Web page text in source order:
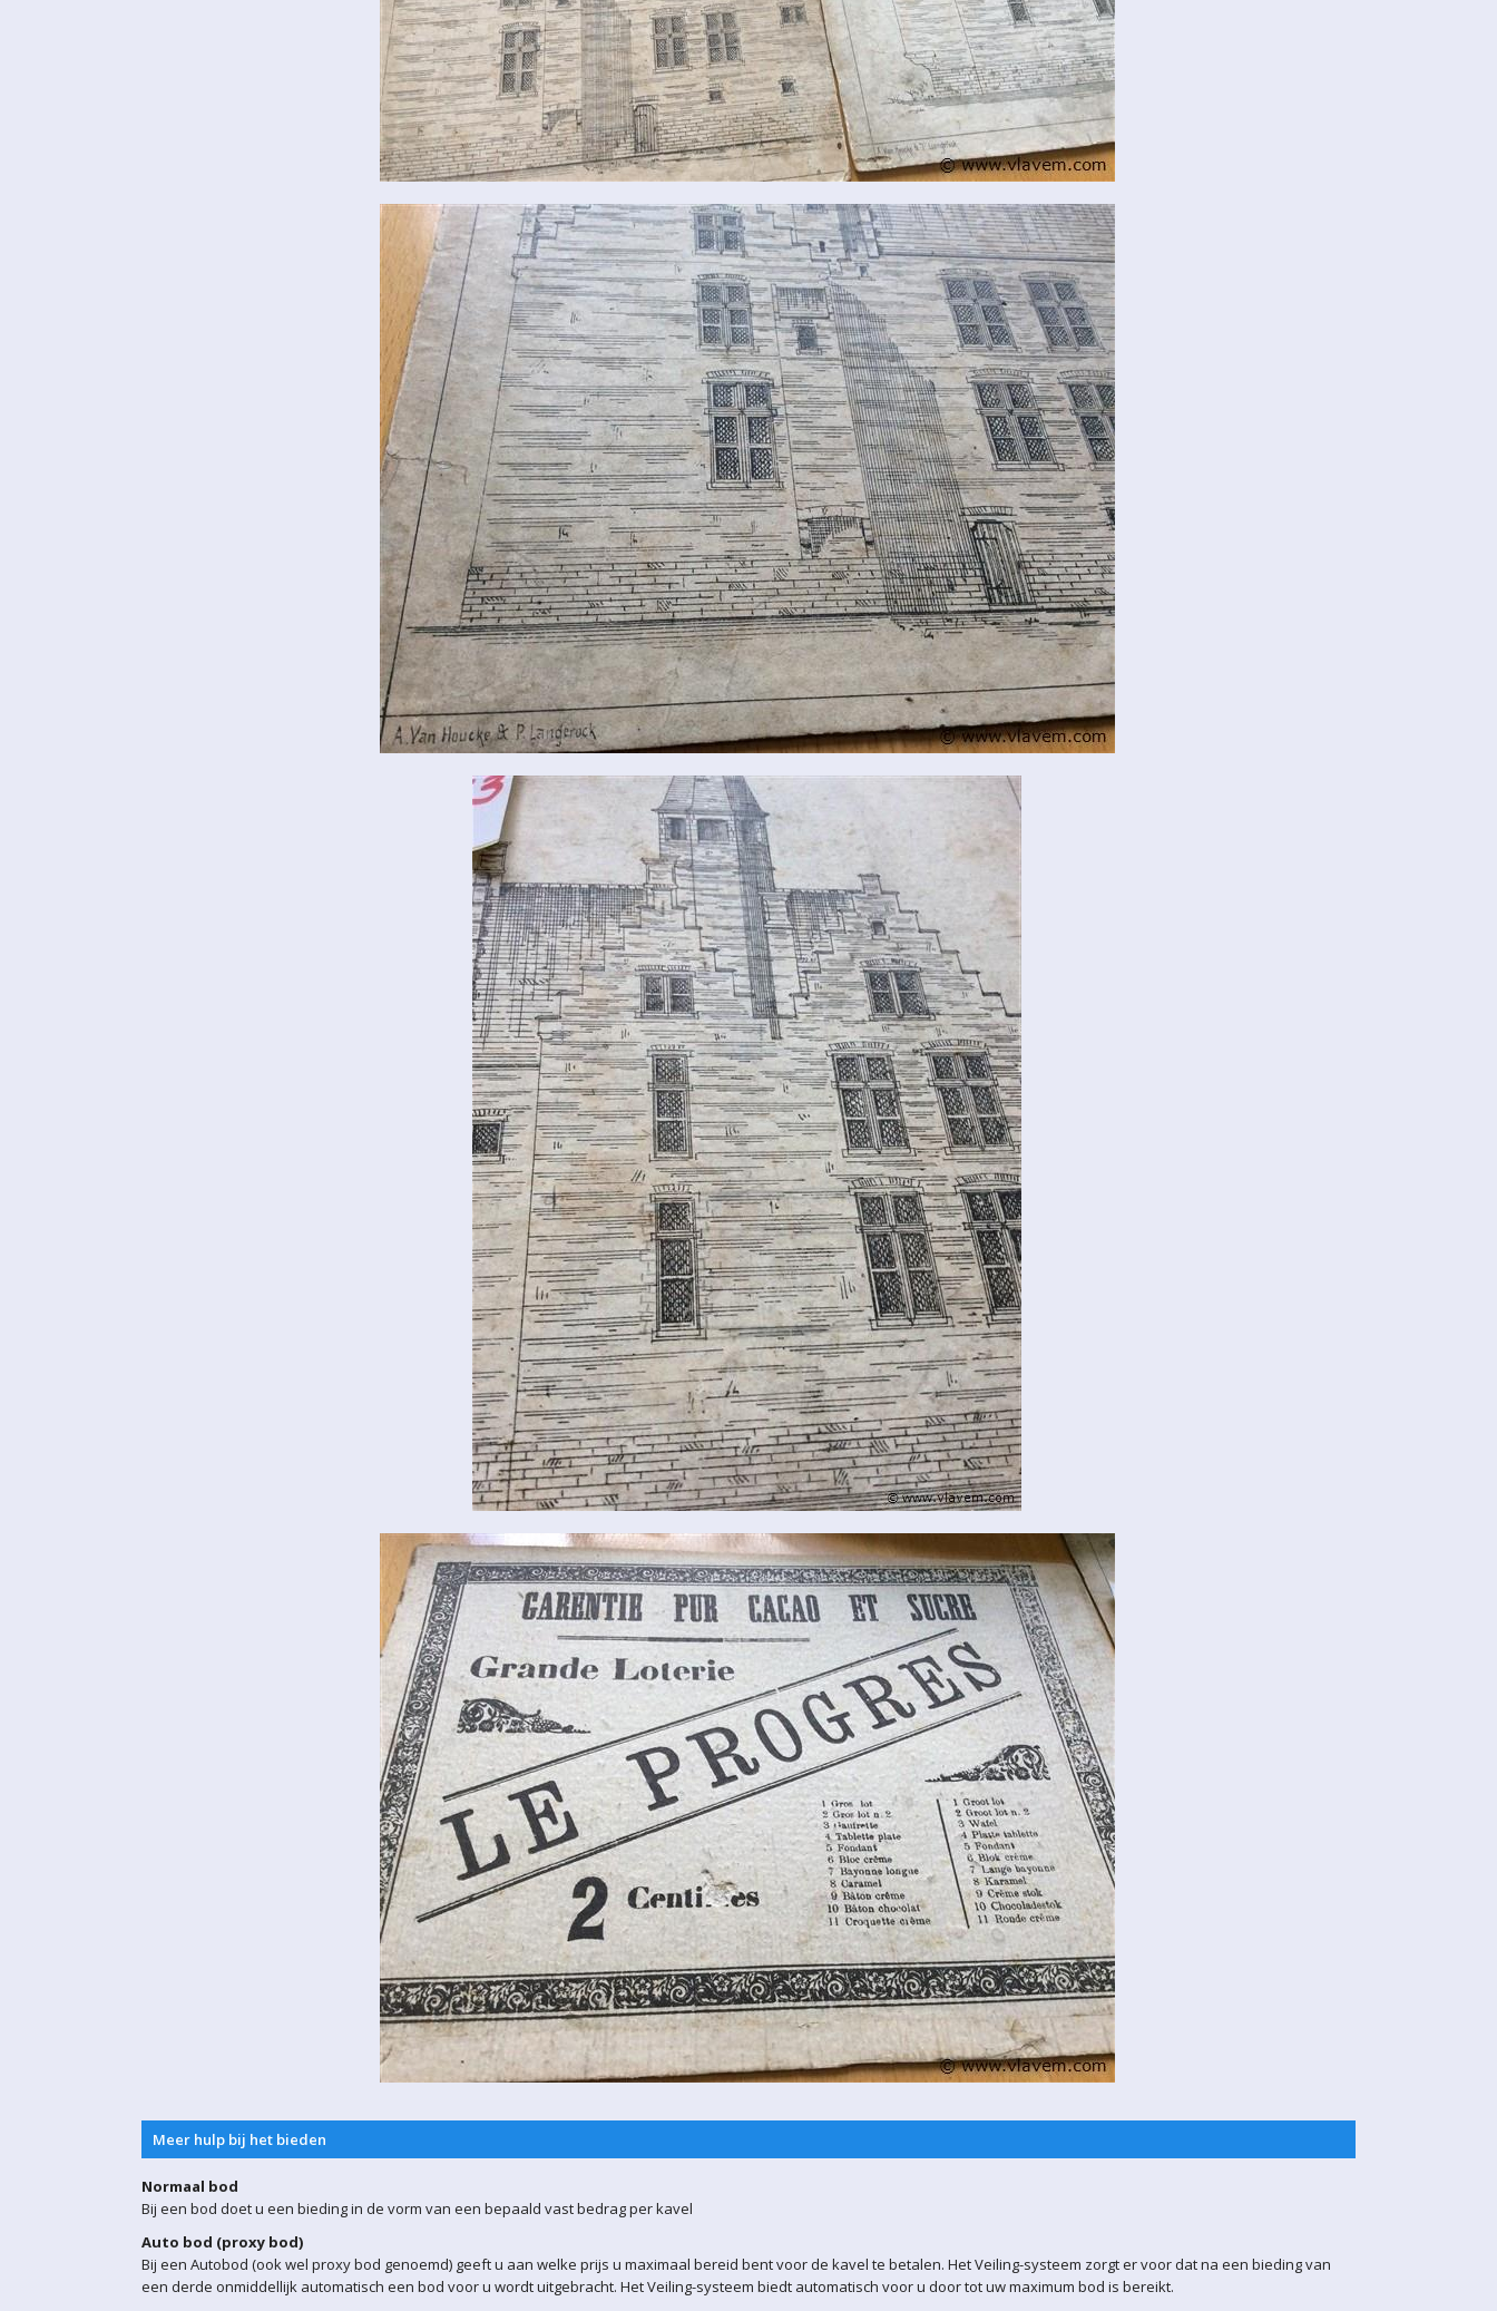
Meer hulp bij het bieden
Normaal bod
Bij een bod doet u een bieding in de vorm van een bepaald vast bedrag per kavel
Auto bod (proxy bod)
Bij een Autobod (ook wel proxy bod genoemd) geeft u aan welke prijs u maximaal bereid bent voor de kavel te betalen. Het Veiling-systeem zorgt er voor dat na een bieding van
een derde onmiddellijk automatisch een bod voor u wordt uitgebracht. Het Veiling-systeem biedt automatisch voor u door tot uw maximum bod is bereikt.